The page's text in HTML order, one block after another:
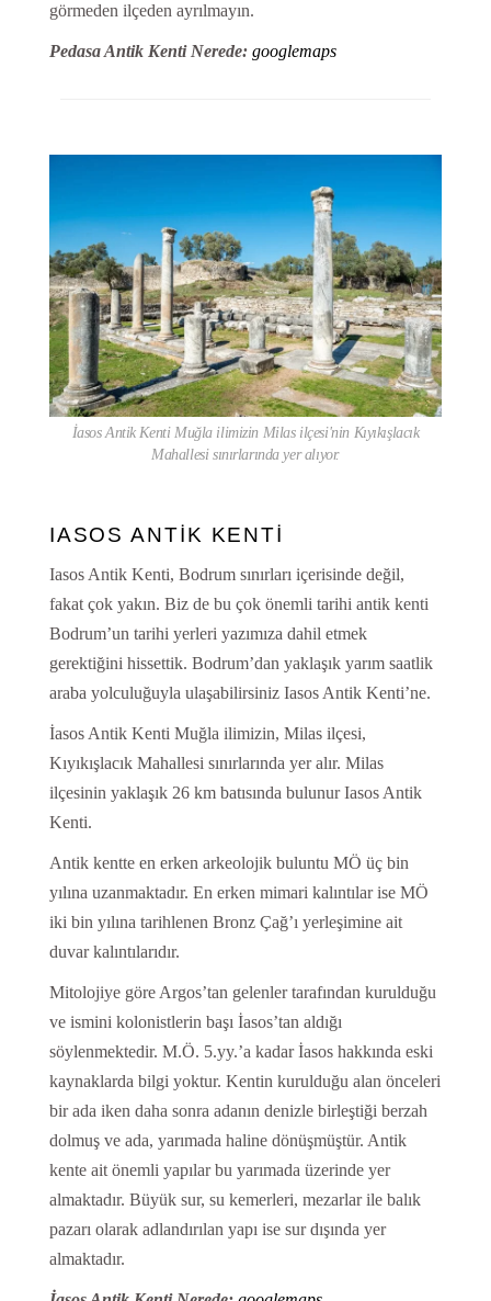
görmeden ilçeden ayrılmayın.
Pedasa Antik Kenti Nerede: googlemaps
İasos Antik Kenti Muğla ilimizin Milas ilçesi'nin Kıyıkışlacık
Mahallesi sınırlarında yer alıyor.
IASOS ANTİK KENTİ
Iasos Antik Kenti, Bodrum sınırları içerisinde değil,
fakat çok yakın. Biz de bu çok önemli tarihi antik kenti
Bodrum’un tarihi yerleri yazımıza dahil etmek
gerektiğini hissettik. Bodrum’dan yaklaşık yarım saatlik
araba yolculuğuyla ulaşabilirsiniz Iasos Antik Kenti’ne.
İasos Antik Kenti Muğla ilimizin, Milas ilçesi,
Kıyıkışlacık Mahallesi sınırlarında yer alır. Milas
ilçesinin yaklaşık 26 km batısında bulunur Iasos Antik
Kenti.
Antik kentte en erken arkeolojik buluntu MÖ üç bin
yılına uzanmaktadır. En erken mimari kalıntılar ise MÖ
iki bin yılına tarihlenen Bronz Çağ’ı yerleşimine ait
duvar kalıntılarıdır.
Mitolojiye göre Argos’tan gelenler tarafından kurulduğu
ve ismini kolonistlerin başı İasos’tan aldığı
söylenmektedir. M.Ö. 5.yy.’a kadar İasos hakkında eski
kaynaklarda bilgi yoktur. Kentin kurulduğu alan önceleri
bir ada iken daha sonra adanın denizle birleştiği berzah
dolmuş ve ada, yarımada haline dönüşmüştür. Antik
kente ait önemli yapılar bu yarımada üzerinde yer
almaktadır. Büyük sur, su kemerleri, mezarlar ile balık
pazarı olarak adlandırılan yapı ise sur dışında yer
almaktadır.